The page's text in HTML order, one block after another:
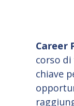
Career
corso di
chiave